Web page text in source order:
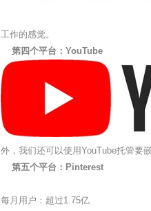
工作的感觉。
第四个平台：YouTube
外，我们还可以使用YouTube托管要
第五个平台：Pinterest
每月用户：超过1.75亿